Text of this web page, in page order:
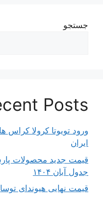
جستجو
Posts
ایران
قیمت جدید محصولات
جدول آبان ۱۴۰۴
قیمت نهایی هیوندای توسان